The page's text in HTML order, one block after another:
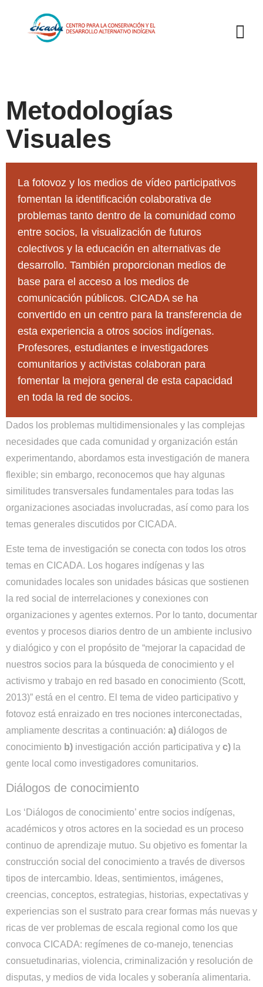
Metodologías
Visuales
La fotovoz y los medios de vídeo participativos
fomentan la identificación colaborativa de
problemas tanto dentro de la comunidad como
entre socios, la visualización de futuros
colectivos y la educación en alternativas de
desarrollo. También proporcionan medios de
base para el acceso a los medios de
comunicación públicos. CICADA se ha
convertido en un centro para la transferencia de
esta experiencia a otros socios indígenas.
Profesores, estudiantes e investigadores
comunitarios y activistas colaboran para
fomentar la mejora general de esta capacidad
en toda la red de socios.
Dados los problemas multidimensionales y las complejas
necesidades que cada comunidad y organización están
experimentando, abordamos esta investigación de manera
flexible; sin embargo, reconocemos que hay algunas
similitudes transversales fundamentales para todas las
organizaciones asociadas involucradas, así como para los
temas generales discutidos por CICADA.
Este tema de investigación se conecta con todos los otros
temas en CICADA. Los hogares indígenas y las
comunidades locales son unidades básicas que sostienen
la red social de interrelaciones y conexiones con
organizaciones y agentes externos. Por lo tanto, documentar
eventos y procesos diarios dentro de un ambiente inclusivo
y dialógico y con el propósito de “mejorar la capacidad de
nuestros socios para la búsqueda de conocimiento y el
activismo y trabajo en red basado en conocimiento (Scott,
2013)” está en el centro. El tema de video participativo y
fotovoz está enraizado en tres nociones interconectadas,
ampliamente descritas a continuación: a) diálogos de
conocimiento b) investigación acción participativa y c) la
gente local como investigadores comunitarios.
Diálogos de conocimiento
Los ‘Diálogos de conocimiento’ entre socios indígenas,
académicos y otros actores en la sociedad es un proceso
continuo de aprendizaje mutuo. Su objetivo es fomentar la
construcción social del conocimiento a través de diversos
tipos de intercambio. Ideas, sentimientos, imágenes,
creencias, conceptos, estrategias, historias, expectativas y
experiencias son el sustrato para crear formas más nuevas y
ricas de ver problemas de escala regional como los que
convoca CICADA: regímenes de co-manejo, tenencias
consuetudinarias, violencia, criminalización y resolución de
disputas, y medios de vida locales y soberanía alimentaria.